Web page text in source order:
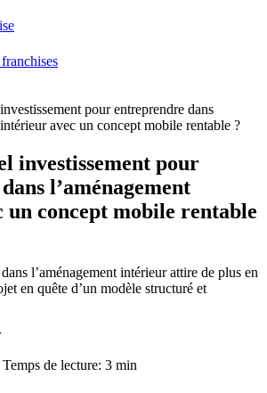
pour entreprendre dans
avec un concept mobile rentable ?
investissement pour
l’aménagement
concept mobile rentable
l’aménagement intérieur attire de plus en
en quête d’un modèle structuré et
Temps de lecture: 3 min